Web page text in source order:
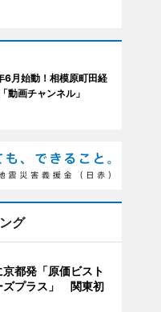
月始動！相模原町田経
動画チャンネル」
グ
京都発「原価ビスト
ズプラス」 関東初